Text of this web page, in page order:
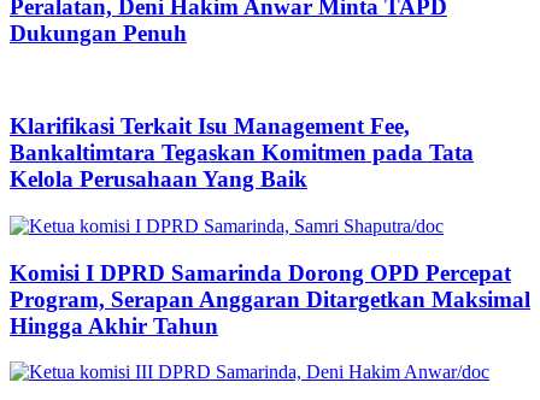
Peralatan, Deni Hakim Anwar Minta TAPD
Dukungan Penuh
Klarifikasi Terkait Isu Management Fee,
Bankaltimtara Tegaskan Komitmen pada Tata
Kelola Perusahaan Yang Baik
Komisi I DPRD Samarinda Dorong OPD Percepat
Program, Serapan Anggaran Ditargetkan Maksimal
Hingga Akhir Tahun